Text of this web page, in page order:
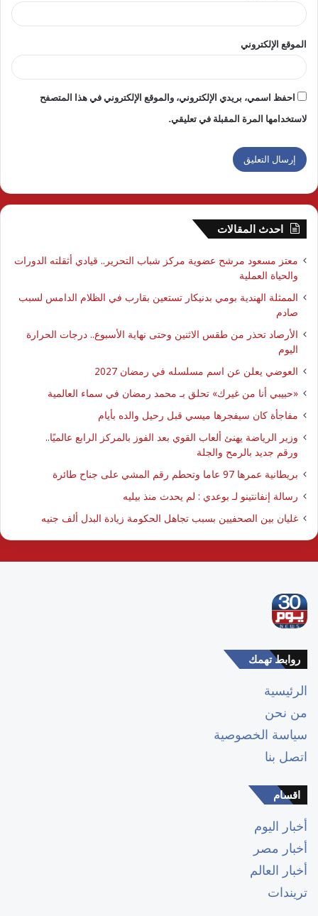
الموقع الإلكتروني
احفظ اسمي، بريدي الإلكتروني، والموقع الإلكتروني في هذا المتصفح
لاستخدامها المرة المقبلة في تعليقي.
احدث المقالات
معتز مسعود مرشح عضوية مركز شباب التحرير.. قيادي أثقلته الدورات
والحياة العملية
الممثلة الهندية بومي بدنيكار تستعين بقارب في الظلام الدامس لسبب
صادم
الأرصاد تحذر من طقس الاثنين وحتى نهاية الأسبوع.. درجات الحرارة
اليوم
العوضي يعلن عن اسم مسلسله في رمضان 2027
​«حبيبي أنا من غيرك» تحلق بـ محمد رمضان في سماء العالمية
مفاجأة كان سيفجرها ميسي قبل رحيل والده بأيام
وزير الرياضة يهنئ ألعاب القوي بعد الفوز بالمركز الرابع عالميًا..
ورقم جديد بالرمح والجلة
بريطانية عمرها 97 عاما وتحطم رقم المشي على جناح طائرة
رسالة إنفانتينو لـ بوعدي : لم يحدث منذ بيليه
غليان بين الصحفيين بسبب تجاهل الحكومة زيادة البدل ألف جنيه
روابط تهمك
الرئيسية
من نحن
سياسة الخصوصية
اتصل بنا
اقسام
أخبار اليوم
أخبار مصر
أخبار العالم
تريندات